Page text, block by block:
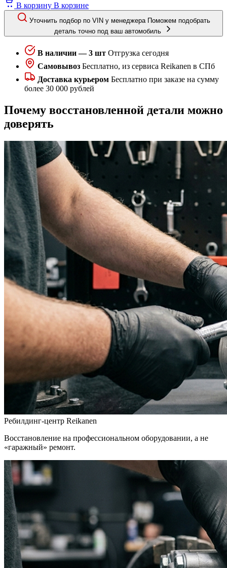
В корзину В корзине
Уточнить подбор по VIN у менеджера Поможем подобрать
деталь точно под ваш автомобиль
В наличии — 3 шт Отгрузка сегодня
Самовывоз Бесплатно, из сервиса Reikanen в СПб
Доставка курьером Бесплатно при заказе на сумму
более 30 000 рублей
Почему восстановленной детали можно
доверять
Ребилдинг-центр Reikanen
Восстановление на профессиональном оборудовании, а не
«гаражный» ремонт.